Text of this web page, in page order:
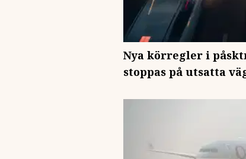
Nya körregler i
stoppas på utsatta